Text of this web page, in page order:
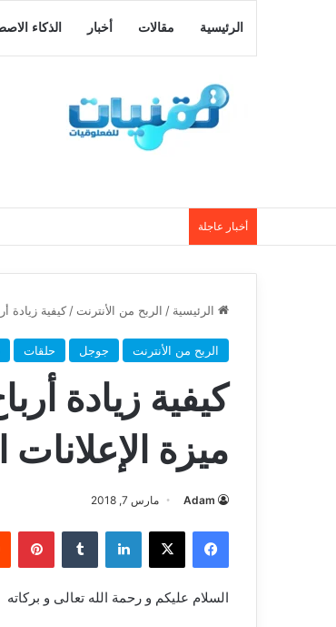
الرئيسية مقالات أخبار الذكاء
أخبار عاجلة
الرئيسية / الربح من الأنترنت / كيفية زيادة
الربح من الأنترنت جوجل حلقات
كيفية زيادة
ميزة الإعلانات
Adam مارس 7, 2018
فيسبوك ‫X لينكدإن
السلام عليكم و رحمة الله تعالى و بركاته